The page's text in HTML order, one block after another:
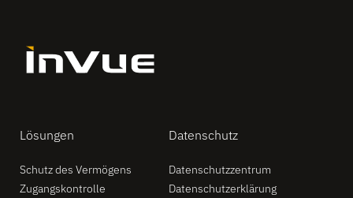
Lösungen
Schutz des Vermögens
Zugangskontrolle
Datenschutz
Datenschutzzentrum
Datenschutzerklärung